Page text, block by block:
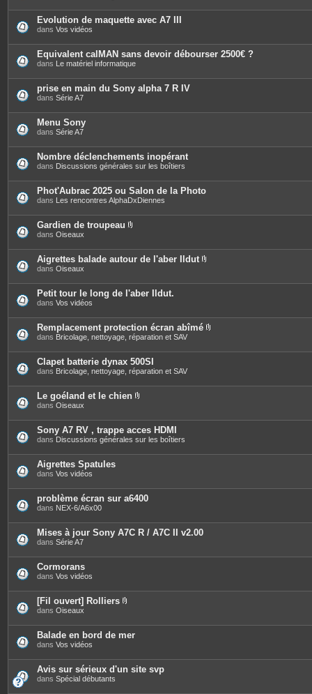
Evolution de maquette avec A7 III
dans Vos vidéos
Equivalent calMAN sans devoir débourser 2500€ ?
dans Le matériel informatique
prise en main du Sony alpha 7 R IV
dans Série A7
Menu Sony
dans Série A7
Nombre déclenchements inopérant
dans Discussions générales sur les boîtiers
Phot'Aubrac 2025 ou Salon de la Photo
dans Les rencontres AlphaDxDiennes
Gardien de troupeau
è
c
j
o
i
t
e
s
dans Oiseaux
Aigrettes balade autour de l'aber Ildut
è
j
o
i
t
dans Oiseaux
Petit tour le long de l'aber Ildut.
dans Vos vidéos
Remplacement protection écran abîmé
è
j
t
dans Bricolage, nettoyage, réparation et SAV
Clapet batterie dynax 500SI
dans Bricolage, nettoyage, réparation et SAV
Le goéland et le chien
è
c
e
s
j
t
e
s
dans Oiseaux
Sony A7 RV , trappe acces HDMI
dans Discussions générales sur les boîtiers
Aigrettes Spatules
dans Vos vidéos
problème écran sur a6400
dans NEX-6/A6x00
Mises à jour Sony A7C R / A7C II v2.00
dans Série A7
Cormorans
dans Vos vidéos
[Fil ouvert] Rolliers
è
c
j
o
i
t
dans Oiseaux
Balade en bord de mer
dans Vos vidéos
Avis sur sérieux d'un site svp
dans Spécial débutants